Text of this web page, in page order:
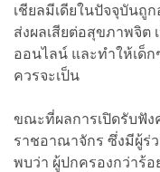
เชียลมีเดียในปัจจุบันถู
ส่งผลเสียต่อสุขภาพจิต
ออนไลน์ และทำให้เด็
ควรจะเป็น
ขณะที่ผลการเปิดรับฟั
ราชอาณาจักร ซึ่งมีผู้ร่
พบว่า ผู้ปกครองกว่าร้